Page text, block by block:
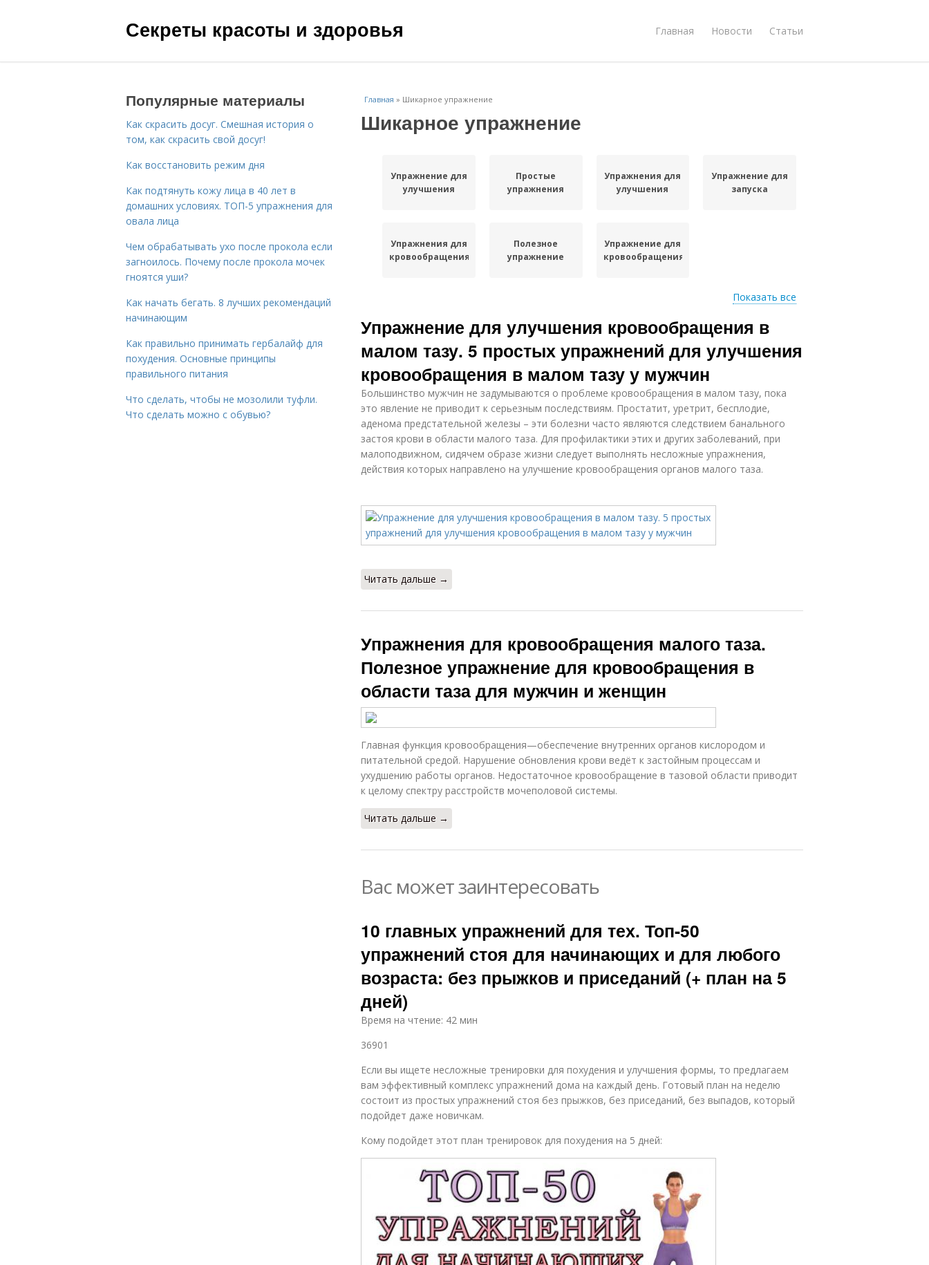
Секреты красоты и здоровья Главная Новости Статьи
Главная » Шикарное упражнение
Шикарное упражнение
Упражнение для
улучшения
Простые
упражнения
Упражнения для
улучшения
Упражнение для
запуска
Упражнения для
кровообращения
Полезное
упражнение
Упражнение для
кровообращения
Показать все
Упражнение для улучшения кровообращения в
малом тазу. 5 простых упражнений для улучшения
кровообращения в малом тазу у мужчин
Большинство мужчин не задумываются о проблеме кровообращения в малом тазу, пока
это явление не приводит к серьезным последствиям. Простатит, уретрит, бесплодие,
аденома предстательной железы – эти болезни часто являются следствием банального
застоя крови в области малого таза. Для профилактики этих и других заболеваний, при
малоподвижном, сидячем образе жизни следует выполнять несложные упражнения,
действия которых направлено на улучшение кровообращения органов малого таза.
Читать дальше →
Упражнения для кровообращения малого таза.
Полезное упражнение для кровообращения в
области таза для мужчин и женщин
Главная функция кровообращения—обеспечение внутренних органов кислородом и
питательной средой. Нарушение обновления крови ведёт к застойным процессам и
ухудшению работы органов. Недостаточное кровообращение в тазовой области приводит
к целому спектру расстройств мочеполовой системы.
Читать дальше →
Вас может заинтересовать
10 главных упражнений для тех. Топ-50
упражнений стоя для начинающих и для любого
возраста: без прыжков и приседаний (+ план на 5
дней)
Время на чтение: 42 мин
36901
Если вы ищете несложные тренировки для похудения и улучшения формы, то предлагаем
вам эффективный комплекс упражнений дома на каждый день. Готовый план на неделю
состоит из простых упражнений стоя без прыжков, без приседаний, без выпадов, который
подойдет даже новичкам.
Кому подойдет этот план тренировок для похудения на 5 дней:
Популярные материалы
Как скрасить досуг. Смешная история о
том, как скрасить свой досуг!
Как восстановить режим дня
Как подтянуть кожу лица в 40 лет в
домашних условиях. ТОП-5 упражнения для
овала лица
Чем обрабатывать ухо после прокола если
загноилось. Почему после прокола мочек
гноятся уши?
Как начать бегать. 8 лучших рекомендаций
начинающим
Как правильно принимать гербалайф для
похудения. Основные принципы
правильного питания
Что сделать, чтобы не мозолили туфли.
Что сделать можно с обувью?